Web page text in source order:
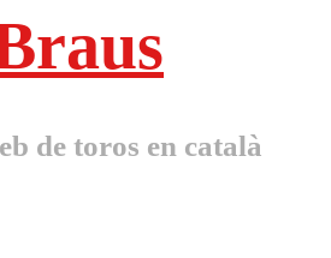
de toros en català